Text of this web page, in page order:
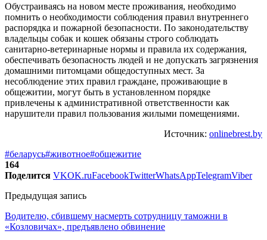
Обустраиваясь на новом месте проживания, необходимо
помнить о необходимости соблюдения правил внутреннего
распорядка и пожарной безопасности. По законодательству
владельцы собак и кошек обязаны строго соблюдать
санитарно-ветеринарные нормы и правила их содержания,
обеспечивать безопасность людей и не допускать загрязнения
домашними питомцами общедоступных мест. За
несоблюдение этих правил граждане, проживающие в
общежитии, могут быть в установленном порядке
привлечены к административной ответственности как
нарушители правил пользования жилыми помещениями.
Источник: onlinebrest.by
#беларусь#животное#общежитие
164
Поделится VKOK.ruFacebookTwitterWhatsAppTelegramViber
Предыдущая запись
Водителю, сбившему насмерть сотрудницу таможни в
«Козловичах», предъявлено обвинение